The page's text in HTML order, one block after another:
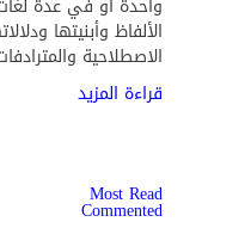
الألفاظ وأبنيتها
الاصطلاحية
قراءة المزيد
Most Read
Commented